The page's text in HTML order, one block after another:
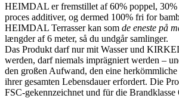
HEIMDAL er fremstillet af 60% poppel,
proces additiver, og dermed 100% fri for
HEIMDAL Terrasser kan som de eneste på
længder af 6 meter, så du undgår samlinger.
Das Produkt darf nur mit Wasser und
werden, darf niemals imprägniert werden –
den großen Aufwand, den eine herkömmliche
ihrer gesamten Lebensdauer erfordert. Die
FSC-gekennzeichnet und für die Brandklasse